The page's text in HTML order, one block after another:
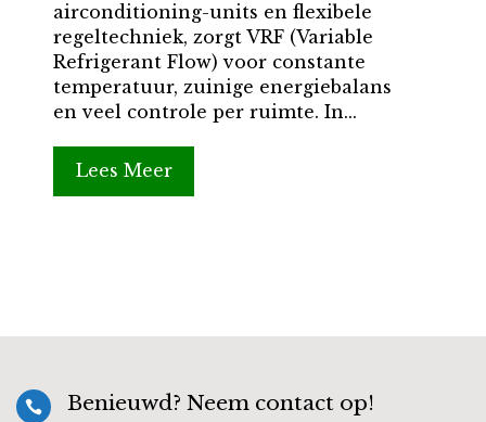
airconditioning-units en flexibele
regeltechniek, zorgt VRF (Variable
Refrigerant Flow) voor constante
temperatuur, zuinige energiebalans
en veel controle per ruimte. In...
Lees Meer
 Benieuwd? Neem contact op!